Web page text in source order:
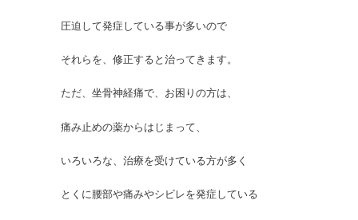
圧迫して発症している事が多いので
それらを、修正すると治ってきます。
ただ、坐骨神経痛で、お困りの方は、
痛み止めの薬からはじまって、
いろいろな、治療を受けている方が多く
とくに腰部や痛みやシビレを発症している